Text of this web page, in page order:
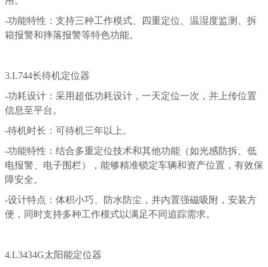
-功能特性：支持三种工作模式、四重定位、温湿度监测、拆
箱报警和摔落报警等特色功能。
3.L744长待机定位器
-功耗设计：采用超低功耗设计，一天定位一次，并上传位置
信息至平台。
-待机时长：可待机三年以上。
-功能特性：结合多重定位技术和其他功能（如光感防拆、低
电报警、电子围栏），能够精准锁定车辆和资产位置，有效保
障安全。
-设计特点：体积小巧、防水防尘，并内置强磁吸附，安装方
便，同时支持多种工作模式以满足不同追踪需求。
4.L3434G太阳能定位器